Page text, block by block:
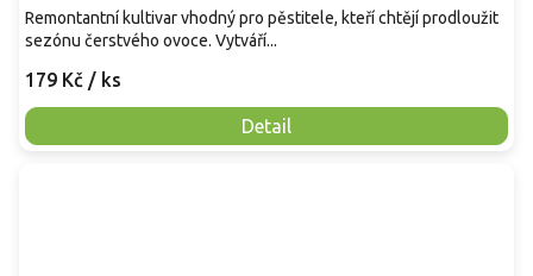
179 Kč / ks
Detail
Remontantní kultivar vhodný pro pěstitele, kteří chtějí prodloužit
sezónu čerstvého ovoce. Vytváří...